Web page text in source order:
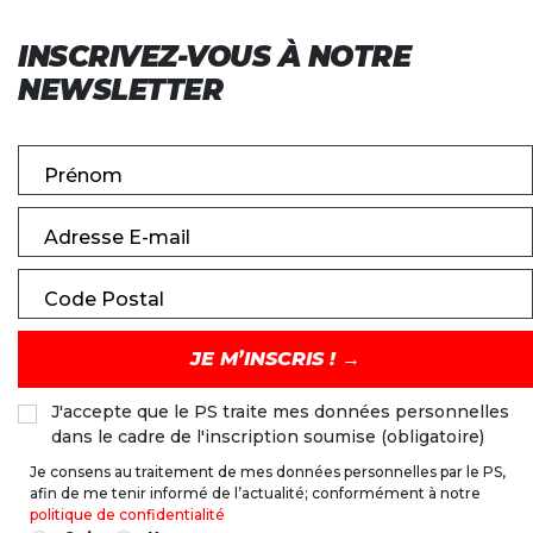
INSCRIVEZ-VOUS À NOTRE
NEWSLETTER
Prénom
Adresse E-mail
Code Postal
J'accepte que le PS traite mes données personnelles
dans le cadre de l'inscription soumise (obligatoire)
Je consens au traitement de mes données personnelles par le PS,
afin de me tenir informé de l’actualité; conformément à notre
politique de confidentialité